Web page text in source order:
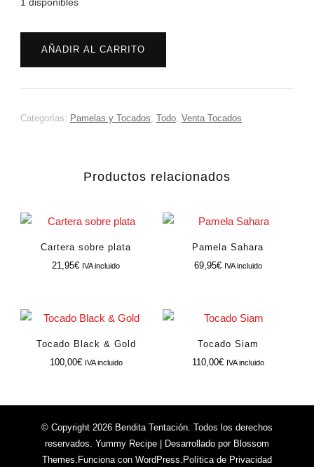
1 disponibles
Tocado
Penélope
cantidad
AÑADIR AL CARRITO
Categorías: Pamelas y Tocados, Todo, Venta Tocados
Productos relacionados
Cartera sobre plata
21,95€ IVA incluido
Pamela Sahara
69,95€ IVA incluido
Tocado Black & Gold
100,00€ IVA incluido
Tocado Siam
110,00€ IVA incluido
© Copyright 2026 Bendita Tentación. Todos los derechos
reservados. Yummy Recipe | Desarrollado por Blossom
Themes.Funciona con WordPress. Política de Privacidad